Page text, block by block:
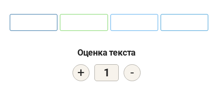
Оценка текста
+ 1 -